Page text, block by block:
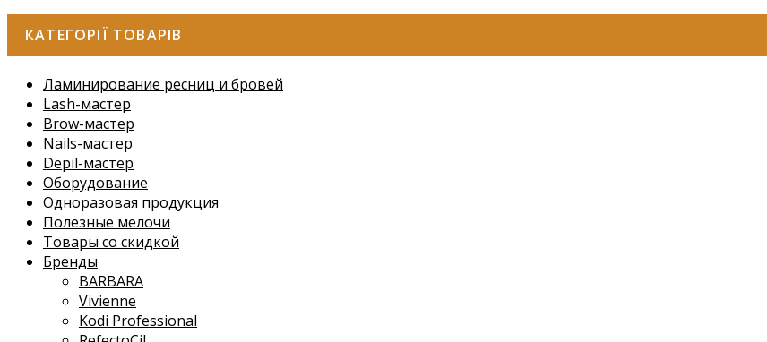
КАТЕГОРІЇ ТОВАРІВ
Ламинирование ресниц и бровей
Lash-мастер
Brow-мастер
Nails-мастер
Depil-мастер
Оборудование
Одноразовая продукция
Полезные мелочи
Товары со скидкой
Бренды
BARBARA
Vivienne
Kodi Professional